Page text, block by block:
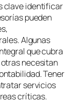
clave identificar
pueden
Algunas
que cubra
necesitan
Tener
servicios
críticas.